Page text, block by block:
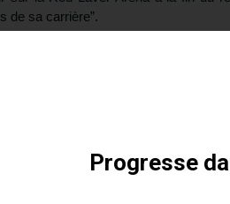
de sa carrière”.
Progresse